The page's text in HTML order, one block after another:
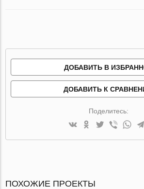
ДОБАВИТЬ В
ДОБАВИТЬ К
Поделитесь:
ПОХОЖИЕ ПРОЕКТЫ